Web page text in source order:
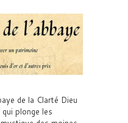
de la Clarté Dieu
plonge les